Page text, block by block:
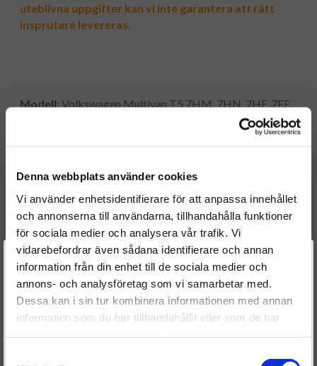
Denna webbplats använder cookies
Vi använder enhetsidentifierare för att anpassa innehållet
och annonserna till användarna, tillhandahålla funktioner
för sociala medier och analysera vår trafik. Vi
vidarebefordrar även sådana identifierare och annan
information från din enhet till de sociala medier och
annons- och analysföretag som vi samarbetar med.
Dessa kan i sin tur kombinera informationen med annan
information som du har tillhandahållit eller som de har
uteblivna uppgifter kan vi inte garantera att rätt
insprutare levereras.
Modell: Volkswagen Multivan T5 7HM, 7HN, 7HF, 7EF,
Kw: 120, 128
År: 2003 - 2009
Originalnummer:
0986441573BOSCH
0986441523BOSCH
0414720228 BOSCH
Välkommen till
Dieselspecialisten.se
För att förbättra din upplevelse på vår hemsida ber vi dig
välja vilken kategori du tillhör